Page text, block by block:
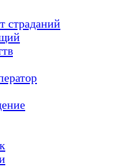
страданий